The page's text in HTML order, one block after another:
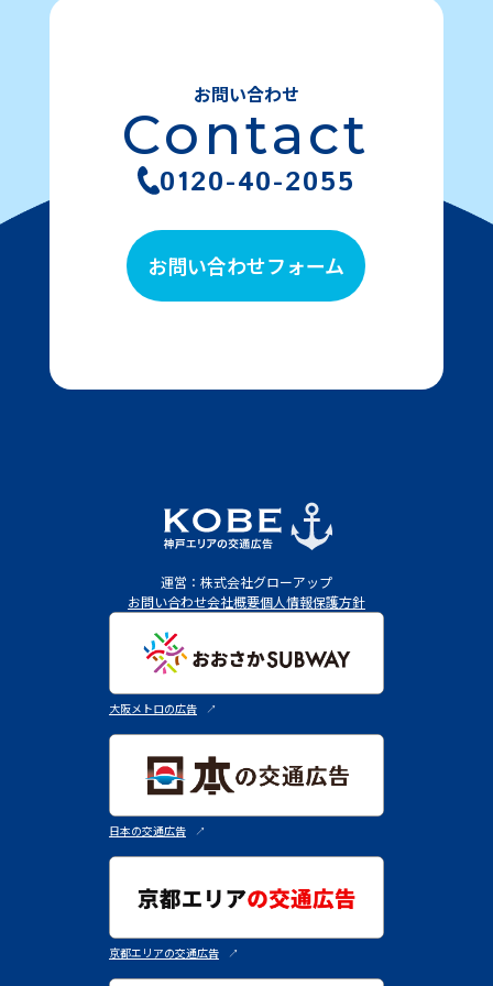
お問い合わせ
Contact
0120-40-2055
お問い合わせフォーム
運営：株式会社グローアップ
お問い合わせ会社概要個人情報保護方針
大阪メトロの広告 ↗︎
日本の交通広告 ↗︎
京都エリアの交通広告 ↗︎